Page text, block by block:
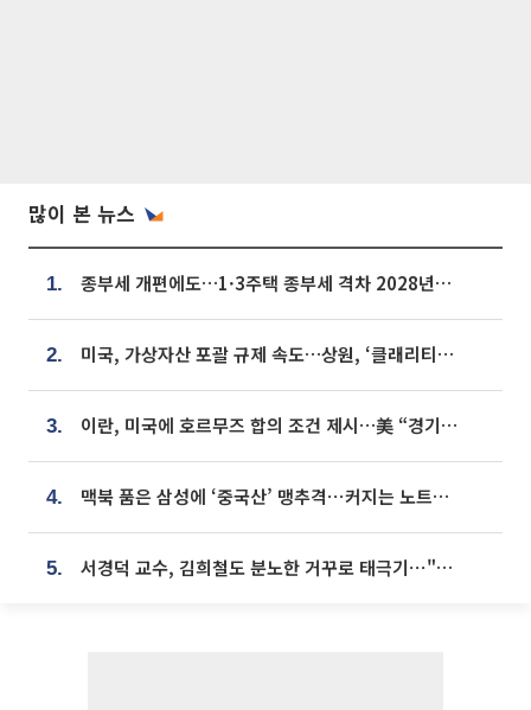
많이 본 뉴스
1. 종부세 개편에도…1·3주택 종부세 격차 2028년부터 확대
2. 미국, 가상자산 포괄 규제 속도…상원, ‘클래리티법’ 9월 절차투표 추진
3. 이란, 미국에 호르무즈 합의 조건 제시…美 “경기 아직 안 끝나” [종합]
4. 맥북 품은 삼성에 ‘중국산’ 맹추격⋯커지는 노트북 OLED 시장
5. 서경덕 교수, 김희철도 분노한 거꾸로 태극기⋯"엉터리는 아냐, 아쉬울 뿐"